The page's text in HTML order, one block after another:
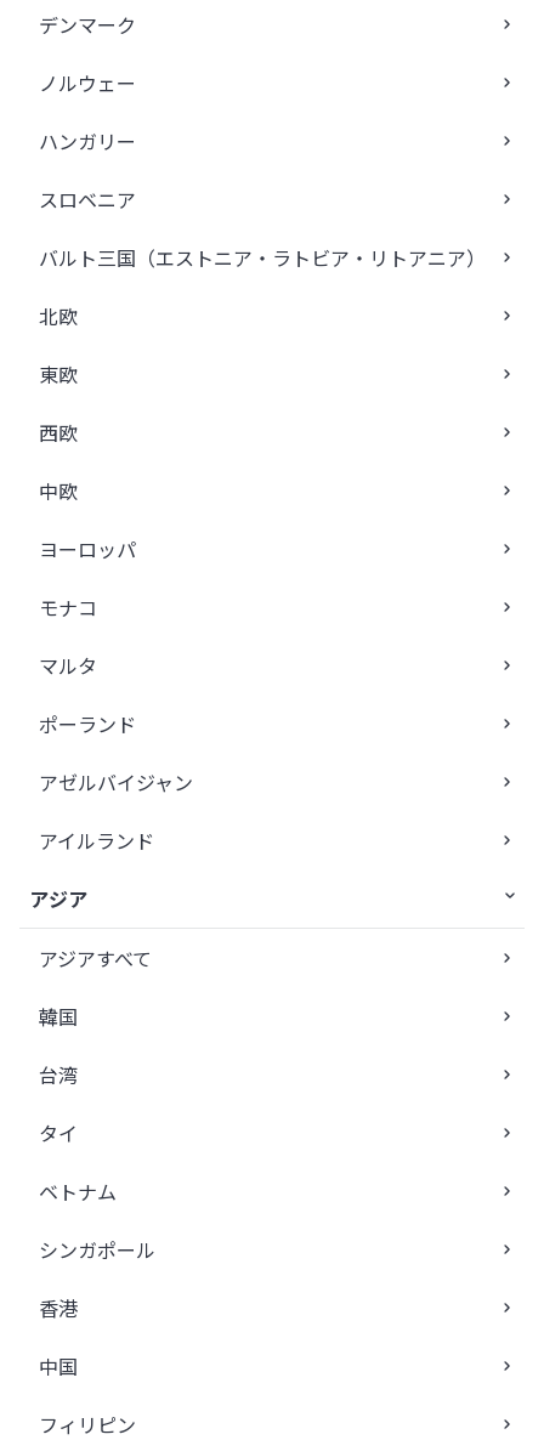
デンマーク
ノルウェー
ハンガリー
スロベニア
バルト三国（エストニア・ラトビア・リトアニア）
北欧
東欧
西欧
中欧
ヨーロッパ
モナコ
マルタ
ポーランド
アゼルバイジャン
アイルランド
アジア
アジアすべて
韓国
台湾
タイ
ベトナム
シンガポール
香港
中国
フィリピン